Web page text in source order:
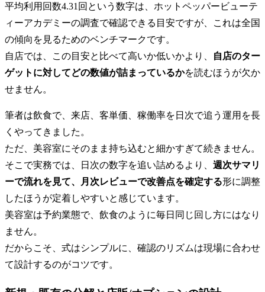
平均利用回数4.31回という数字は、ホットペッパービューテ
ィーアカデミーの調査で確認できる目安ですが、これは全国
の傾向を見るためのベンチマークです。
自店では、この目安と比べて高いか低いかより、
自店のター
ゲットに対してどの数値が詰まっているかを読むほうが欠か
せません。
筆者は飲食で、来店、客単価、稼働率を日次で追う運用を長
くやってきました。
ただ、美容室にそのまま持ち込むと細かすぎて続きません。
そこで実務では、日次の数字を追い詰めるより、 週次サマリ
ーで流れを見て、月次レビューで改善点を確定する形に調整
したほうが定着しやすいと感じています。
美容室は予約業態で、飲食のように毎日同じ回し方にはなり
ません。
だからこそ、式はシンプルに、確認のリズムは現場に合わせ
て設計するのがコツです。